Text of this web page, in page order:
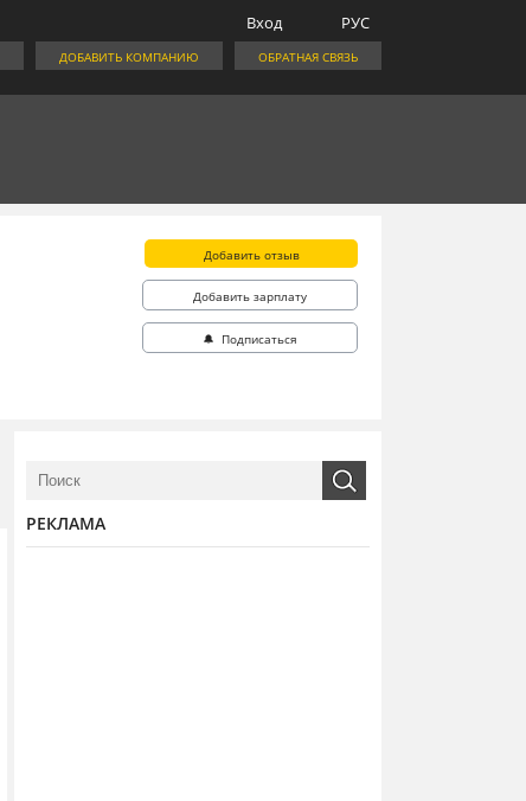
РУС
Вход
ОБРАТНАЯ СВЯЗЬ
ДОБАВИТЬ КОМПАНИЮ
Добавить отзыв
Добавить зарплату
🔔 Подписаться
РЕКЛАМА